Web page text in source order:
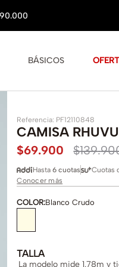
BÁSICOS
Referencia: PF12110848
CAMISA
$69.900 $139.
Hasta6 cuotas Cuotas
Conocer más
COLOR:Blanco Crudo
TALLA
La modelo mide 1.78m y